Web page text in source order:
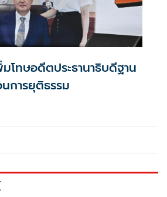
มโทษอดีตประธานาธิบดีฐาน
การยุติธรรม